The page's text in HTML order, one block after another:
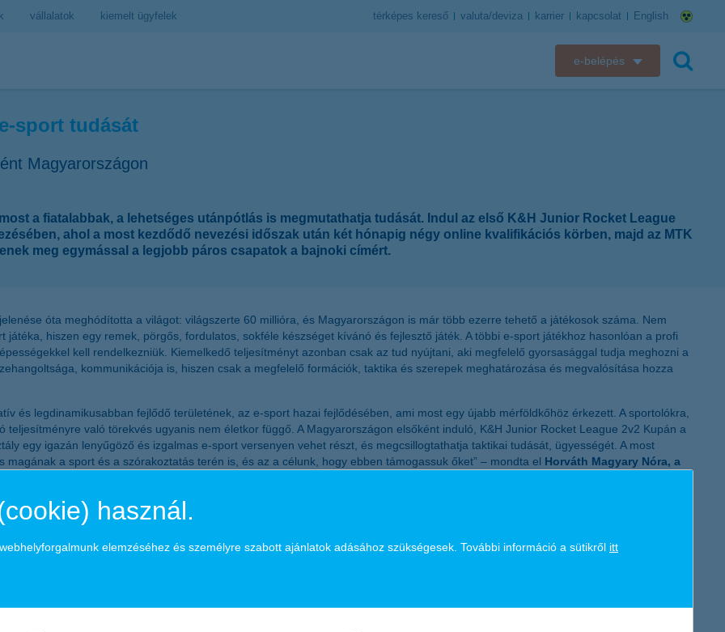
vállalatok kiemelt ügyfelek térképes kereső valuta/deviza karrier kapcsolat English
e-belépés
K&H web Electra
K&H e-kártyafelület
sport tudását
Magyarországon
a fiatalabbak, a lehetséges utánpótlás is megmutathatja tudását. Indul az első K&H Junior Rocket League
ahol a most kezdődő nevezési időszak után két hónapig négy online kvalifikációs körben, majd az MTK
meg egymással a legjobb páros csapatok a bajnoki címért.
óta meghódította a világot: világszerte 60 millióra, és Magyarországon is már több ezerre tehető a játékosok száma. Nem
hiszen egy remek, pörgős, fordulatos, sokféle készséget kívánó és fejlesztő játék. A többi e-sport játékhoz hasonlóan a profi
kell rendelkezniük. Kiemelkedő teljesítményt azonban csak az tud nyújtani, aki megfelelő gyorsasággal tudja meghozni a
kommunikációja is, hiszen csak a megfelelő formációk, taktika és szerepek meghatározása és megvalósítása hozza
és legdinamikusabban fejlődő területének, az e-sport hazai fejlődésében, ami most egy újabb mérföldkőhöz érkezett. A sportolókra,
való törekvés ugyanis nem életkor függő. A Magyarországon elsőként induló, K&H Junior Rocket League 2v2 Kupán a
egy igazán lenyűgöző és izgalmas e-sport versenyen vehet részt, és megcsillogtathatja taktikai tudását, ügyességét. A most
a sport és a szórakoztatás terén is, és az a célunk, hogy ebben támogassuk őket” – mondta el Horváth Magyary Nóra, a
miszerint elsősorban a klasszikus sportokat szimuláló vagy azokhoz kapcsolódó játékokban indítunk csapatokat, versenyeket. A
keretek között, amelyhez azóta további három szervezet csatlakozott. A mostani versenyen az eddigihazai kupasorozatok
– tájékoztatott
használ.
elemzéséhez és személyre szabott ajánlatok adásához szükségesek. További információ a sütikről itt